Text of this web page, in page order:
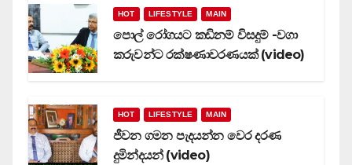
HOT LIFESTYLE MAIN
පොල් රෝගයට කඩිනම් විසදුම් -වගා
කරුවන්ට රක්ෂණාවරණයක් (video)
HOT LIFESTYLE MAIN
ජීවන ගමන පැදයන්න වෙර දරණ
දුමින්දයන් (video)